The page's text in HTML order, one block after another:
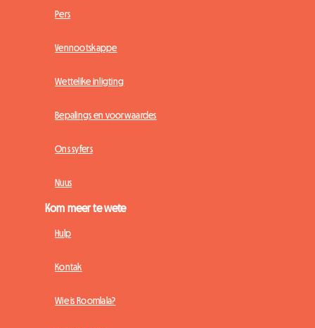
Pers
Vennootskappe
Wettelike inligting
Bepalings en voorwaardes
Ons syfers
Nuus
Kom meer te wete
Hulp
Kontak
Wie is Roomlala?